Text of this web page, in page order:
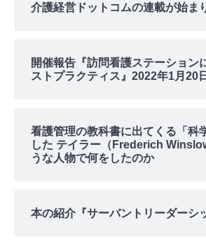
介護経営ドットコムの連載が始ま
開催報告『訪問看護ステーション
ストプラクティス』2022年1月20日
看護管理の教科書に出てくる「科
した テイラー（Frederich
うな人物で何をしたのか
本の紹介『サーバントリーダーシ